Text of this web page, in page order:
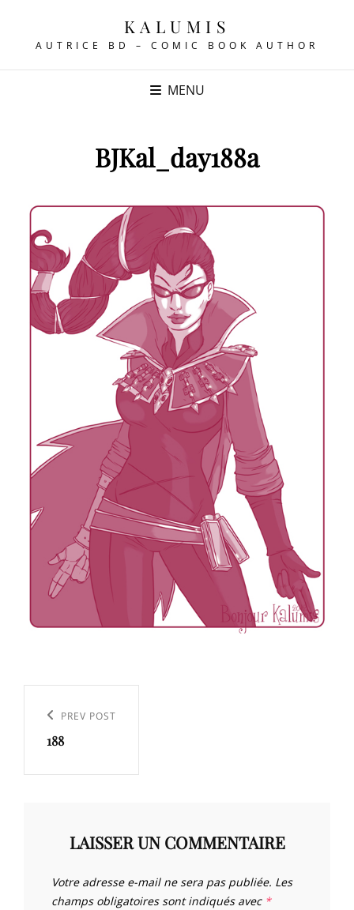
KALUMIS
AUTRICE BD – COMIC BOOK AUTHOR
MENU
BJKal_day188a
l’article
Previous
Post
PREV POST
188
LAISSER UN COMMENTAIRE
Votre adresse e-mail ne sera pas publiée. Les
champs obligatoires sont indiqués avec *